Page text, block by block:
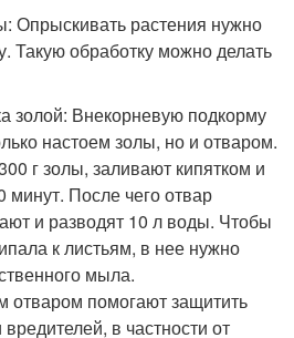
Опрыскивать растения нужно
Такую обработку можно делать
золой: Внекорневую подкорму
настоем золы, но и отваром.
г золы, заливают кипятком и
минут. После чего отвар
и разводят 10 л воды. Чтобы
к листьям, в нее нужно
мыла.
помогают защитить
в частности от